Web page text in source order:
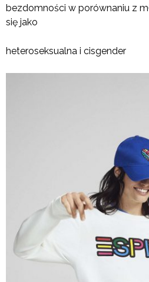
bezdomności w porównaniu z
się jako
heteroseksualna i cisgender